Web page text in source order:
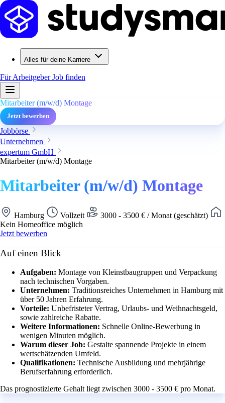
Alles für deine Karriere
Für ArbeitgeberJob finden
Mitarbeiter (m/w/d) Montage
Jetzt bewerben
Jobbörse
Unternehmen
expertum GmbH
Mitarbeiter (m/w/d) Montage
Mitarbeiter (m/w/d) Montage
Hamburg Vollzeit
3000 - 3500 € / Monat (geschätzt)
Kein Homeoffice möglich
Jetzt bewerben
Auf einen Blick
Aufgaben: Montage von Kleinstbaugruppen und Verpackung
nach technischen Vorgaben.
Unternehmen: Traditionsreiches Unternehmen in Hamburg mit
über 50 Jahren Erfahrung.
Vorteile: Unbefristeter Vertrag, Urlaubs- und Weihnachtsgeld,
sowie zahlreiche Rabatte.
Weitere Informationen: Schnelle Online-Bewerbung in
wenigen Minuten möglich.
Warum dieser Job: Gestalte spannende Projekte in einem
wertschätzenden Umfeld.
Qualifikationen: Technische Ausbildung und mehrjährige
Berufserfahrung erforderlich.
Das prognostizierte Gehalt liegt zwischen 3000 - 3500 € pro Monat.